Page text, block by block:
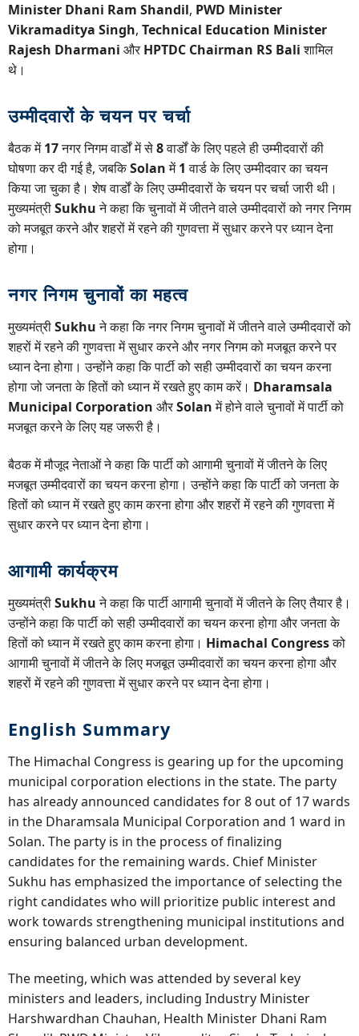
Minister Dhani Ram Shandil, PWD Minister
Vikramaditya Singh, Technical Education Minister
Rajesh Dharmani और HPTDC Chairman RS Baliशामिल
थे।
उम्मीदवारों के चयन पर चर्चा
बैठक में17नगर निगम वार्डों में से8वार्डों के लिए पहले ही उम्मीदवारों की
घोषणा कर दी गई है, जबकिSolanमें1 वार्ड के लिए उम्मीदवार का चयन
किया जा चुका है। शेष वार्डों के लिए उम्मीदवारों के चयन पर चर्चा जारी थी।
मुख्यमंत्रीSukhuने कहा कि चुनावों में जीतने वाले उम्मीदवारों को नगर निगम
को मजबूत करने और शहरों में रहने की गुणवत्ता में सुधार करने पर ध्यान देना
होगा।
नगर निगम चुनावों का महत्व
मुख्यमंत्रीSukhuने कहा कि नगर निगम चुनावों में जीतने वाले उम्मीदवारों को
शहरों में रहने की गुणवत्ता में सुधार करने और नगर निगम को मजबूत करने पर
ध्यान देना होगा। उन्होंने कहा कि पार्टी को सही उम्मीदवारों का चयन करना
होगा जो जनता के हितों को ध्यान में रखते हुए काम करें। Dharamsala
Municipal Corporation औरSolanमें होने वाले चुनावों में पार्टी को
मजबूत करने के लिए यह जरूरी है।
बैठक में मौजूद नेताओं ने कहा कि पार्टी को आगामी चुनावों में जीतने के लिए
मजबूत उम्मीदवारों का चयन करना होगा। उन्होंने कहा कि पार्टी को जनता के
हितों को ध्यान में रखते हुए काम करना होगा और शहरों में रहने की गुणवत्ता में
सुधार करने पर ध्यान देना होगा।
आगामी कार्यक्रम
मुख्यमंत्रीSukhuने कहा कि पार्टी आगामी चुनावों में जीतने के लिए तैयार है।
उन्होंने कहा कि पार्टी को सही उम्मीदवारों का चयन करना होगा और जनता के
हितों को ध्यान में रखते हुए काम करना होगा। Himachal Congressको
आगामी चुनावों में जीतने के लिए मजबूत उम्मीदवारों का चयन करना होगा और
शहरों में रहने की गुणवत्ता में सुधार करने पर ध्यान देना होगा।
English Summary
The Himachal Congress is gearing up for the upcoming
municipal corporation elections in the state. The party
has already announced candidates for 8 out of 17 wards
in the Dharamsala Municipal Corporation and 1 ward in
Solan. The party is in the process of finalizing
candidates for the remaining wards. Chief Minister
Sukhu has emphasized the importance of selecting the
right candidates who will prioritize public interest and
work towards strengthening municipal institutions and
ensuring balanced urban development.
The meeting, which was attended by several key
ministers and leaders, including Industry Minister
Harshwardhan Chauhan, Health Minister Dhani Ram